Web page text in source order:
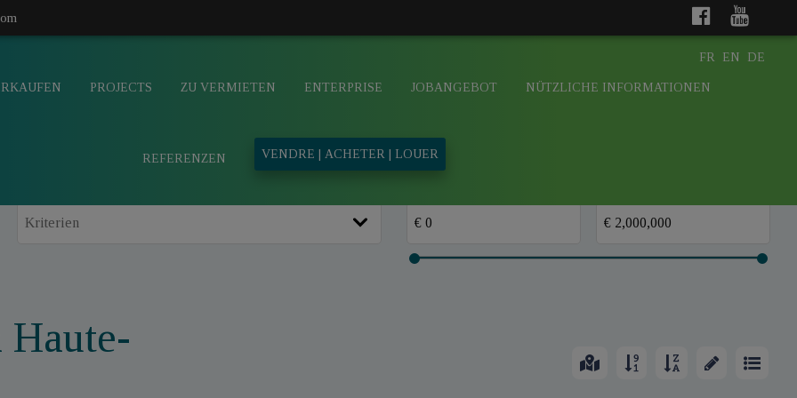
PROJECTS ZU VERMIETEN ENTERPRISE JOBANGEBOT NÜTZLICHE INFORMATIONEN
REFERENZEN VENDRE | ACHETER | LOUER
FR EN DE
Haute-